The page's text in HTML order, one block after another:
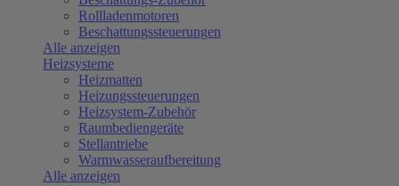
Rollladenmotoren
Beschattungssteuerungen
Alle anzeigen
Heizsysteme
Heizmatten
Heizungssteuerungen
Heizsystem-Zubehör
Raumbediengeräte
Stellantriebe
Warmwasseraufbereitung
Alle anzeigen